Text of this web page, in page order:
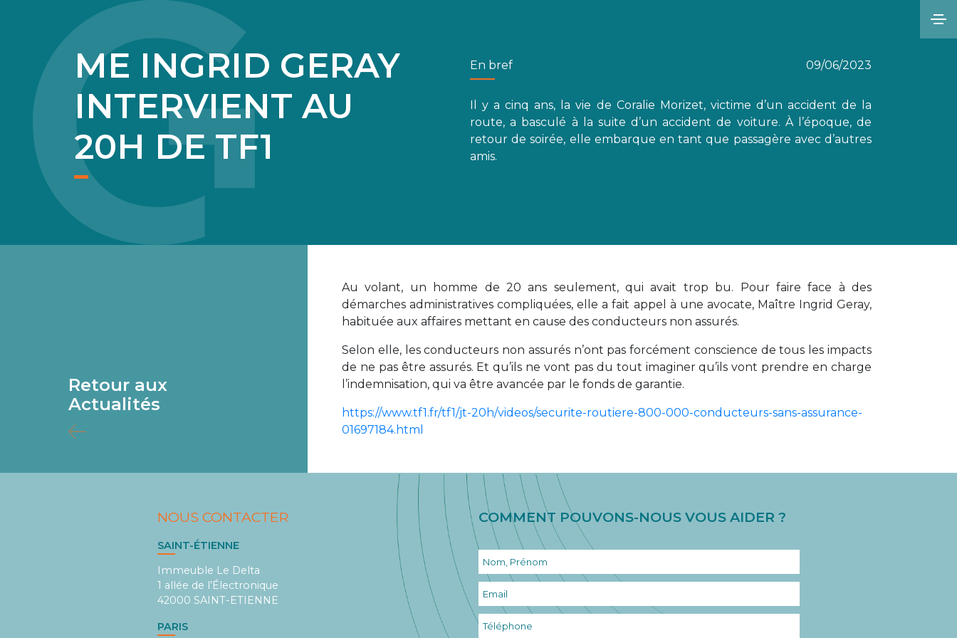
ME INGRID GERAY
INTERVIENT AU
20H DE TF1
En bref 09/06/2023
Il y a cinq ans, la vie de Coralie Morizet, victime d’un accident de la
route, a basculé à la suite d’un accident de voiture. À l’époque, de
retour de soirée, elle embarque en tant que passagère avec d’autres
amis.
Retour aux
Actualités
Au volant, un homme de 20 ans seulement, qui avait trop bu. Pour faire face à des
démarches administratives compliquées, elle a fait appel à une avocate, Maître Ingrid Geray,
habituée aux affaires mettant en cause des conducteurs non assurés.
Selon elle, les conducteurs non assurés n’ont pas forcément conscience de tous les impacts
de ne pas être assurés. Et qu’ils ne vont pas du tout imaginer qu’ils vont prendre en charge
l’indemnisation, qui va être avancée par le fonds de garantie.
https://www.tf1.fr/tf1/jt-20h/videos/securite-routiere-800-000-conducteurs-sans-assurance-
01697184.html
NOUS CONTACTER
SAINT-ÉTIENNE
Immeuble Le Delta
1 allée de l’Électronique
42000 SAINT-ETIENNE
PARIS
COMMENT POUVONS-NOUS VOUS AIDER ?